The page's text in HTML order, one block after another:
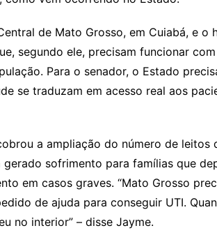
de Mato Grosso, em Cuiabá, e o
segundo ele, precisam funcionar
Para o senador, o Estado
se traduzam em acesso real aos
a ampliação do número de leitos
sofrimento para famílias que
em casos graves. “Mato Grosso
de ajuda para conseguir UTI.
no interior” – disse Jayme.